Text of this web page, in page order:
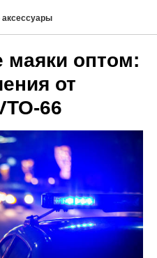
аксессуары
маяки оптом:
от
66